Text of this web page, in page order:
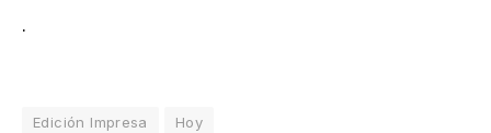
.
Edición Impresa Hoy